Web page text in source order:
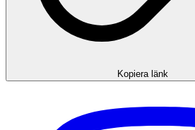
Kopiera länk